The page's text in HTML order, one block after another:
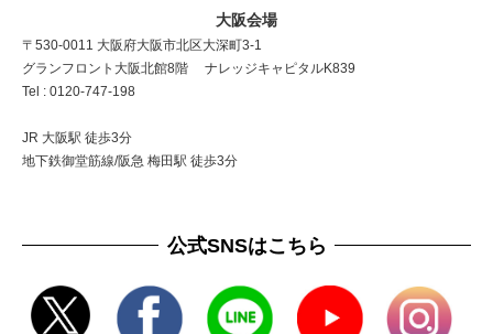
大阪会場
〒530-0011 大阪府大阪市北区大深町3-1
グランフロント大阪北館8階 ナレッジキャピタルK839
Tel : 0120-747-198
JR 大阪駅 徒歩3分
地下鉄御堂筋線/阪急 梅田駅 徒歩3分
公式SNSはこちら